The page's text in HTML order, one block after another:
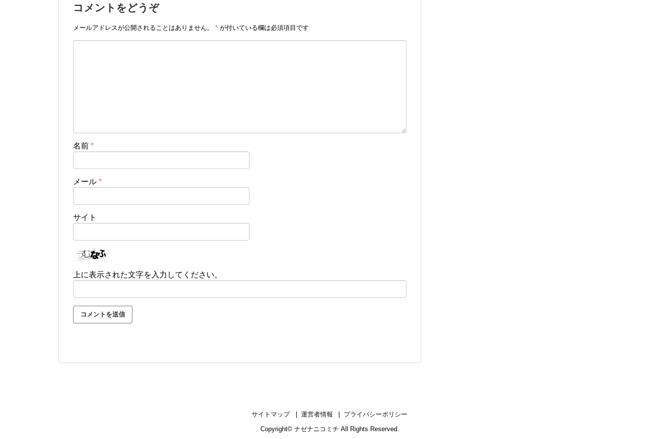
コメントをどうぞ
メールアドレスが公開されることはありません。 * が付いている欄は必須項目です
名前 *
メール *
サイト
上に表示された文字を入力してください。
サイトマップ 運営者情報
プライバシーポリシー
Copyright© ナゼナニコミチ All Rights Reserved.